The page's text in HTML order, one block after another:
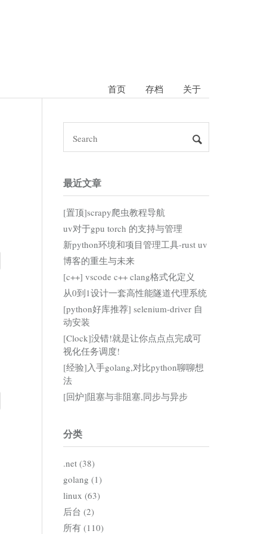
首页 存档 关于
最近文章
[置顶]scrapy爬虫教程导航
uv对于gpu torch 的支持与管理
新python环境和项目管理工具-rust uv
博客的重生与未来
[c++] vscode c++ clang格式化定义
从0到1设计一套高性能隧道代理系统
[python好库推荐] selenium-driver 自
动安装
[Clock]没错!就是让你点点点完成可
视化任务调度!
[经验]入手golang,对比python聊聊想
法
[回炉]阻塞与非阻塞,同步与异步
分类
.net (38)
golang (1)
linux (63)
后台 (2)
所有 (110)